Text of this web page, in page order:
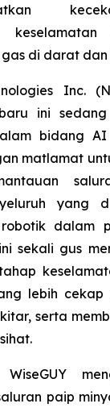
di darat dan
Inc.
ini
bidang
matlamat
yang
dalam
sekali gus
lebih cekap
serta
paip